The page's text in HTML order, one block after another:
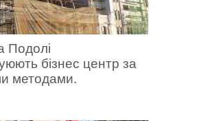
Подолі
бізнес центр за
методами.